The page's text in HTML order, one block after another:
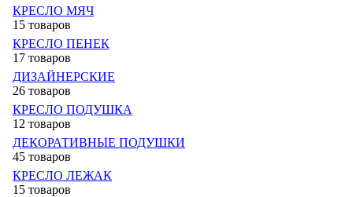
КРЕСЛО МЯЧ
15 товаров
КРЕСЛО ПЕНЕК
17 товаров
ДИЗАЙНЕРСКИЕ
26 товаров
КРЕСЛО ПОДУШКА
12 товаров
ДЕКОРАТИВНЫЕ ПОДУШКИ
45 товаров
КРЕСЛО ЛЕЖАК
15 товаров